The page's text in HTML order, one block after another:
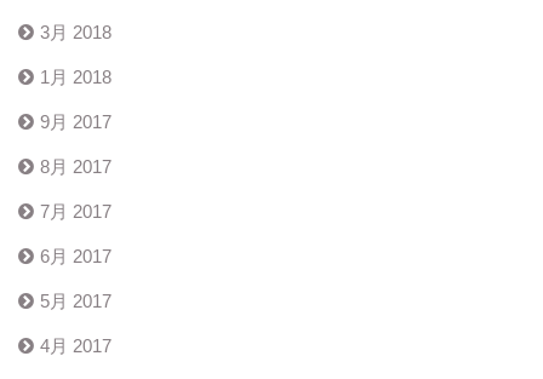
3月 2018
1月 2018
9月 2017
8月 2017
7月 2017
6月 2017
5月 2017
4月 2017